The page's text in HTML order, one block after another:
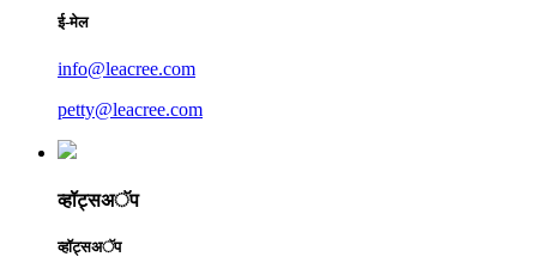
ई-मेल
info@leacree.com
petty@leacree.com
व्हॉट्सअॅप
व्हॉट्सअॅप